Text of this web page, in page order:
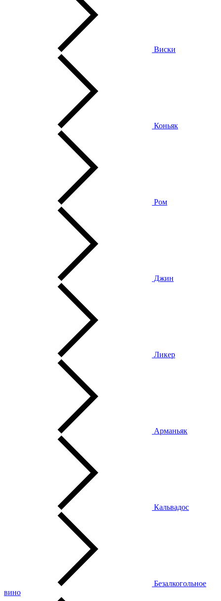
Виски
Коньяк
Ром
Джин
Ликер
Арманьяк
Кальвадос
Безалкогольное
вино